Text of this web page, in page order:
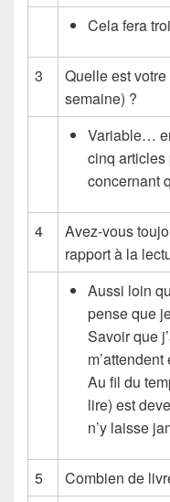
Cela fera
3
Quelle est
semaine) ?
Variable…
cinq articles
concernant
4
Avez-vous
rapport à la
Aussi loin
pense que
Savoir que
Au fil du
lire) est
n’y laisse
5
Combien de